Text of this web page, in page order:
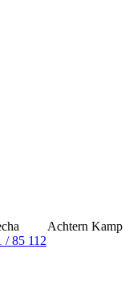
Achtern Kamp
/ 85 112